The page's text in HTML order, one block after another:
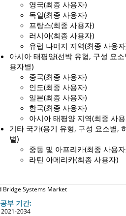
영국(최종 사용자)
독일(최종 사용자)
프랑스(최종 사용자)
러시아(최종 사용자)
유럽 ​​나머지 지역(최종 사용
아시아 태평양(선박 유형, 구성 요
용자별)
중국(최종 사용자)
인도(최종 사용자)
일본(최종 사용자)
한국(최종 사용자)
아시아 태평양 지역(최종 사
기타 국가(용기 유형, 구성 요소별,
별)
중동 및 아프리카(최종 사용
라틴 아메리카(최종 사용자)
공부 기간:
2021-2034